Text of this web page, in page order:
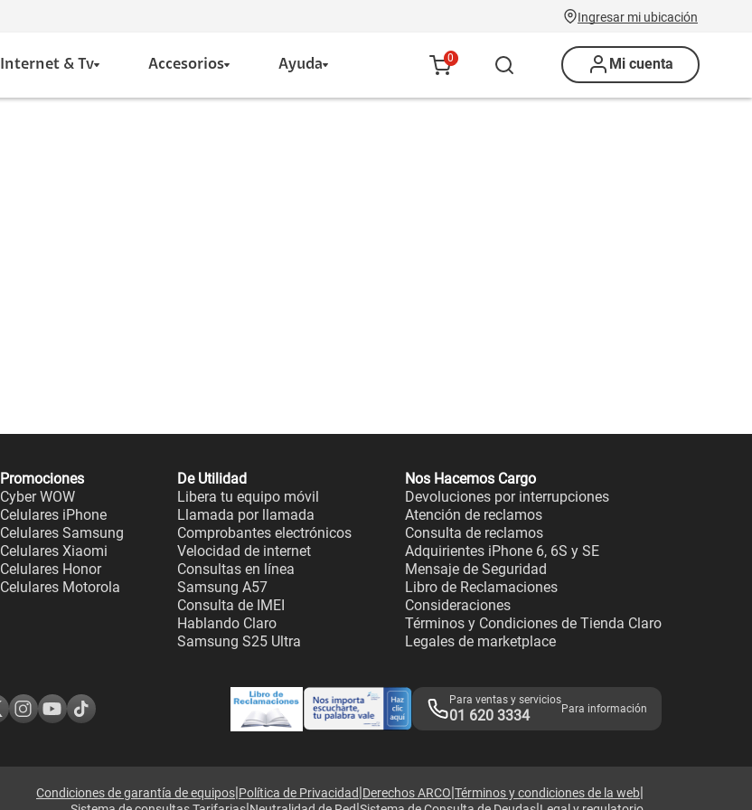
Ingresar mi ubicación
Internet & Tv Accesorios Ayuda 0 Mi cuenta
Promociones
Cyber WOW
Celulares iPhone
Celulares Samsung
Celulares Xiaomi
Celulares Honor
Celulares Motorola
De Utilidad
Libera tu equipo móvil
Llamada por llamada
Comprobantes electrónicos
Velocidad de internet
Consultas en línea
Samsung A57
Consulta de IMEI
Hablando Claro
Samsung S25 Ultra
Nos Hacemos Cargo
Devoluciones por interrupciones
Atención de reclamos
Consulta de reclamos
Adquirientes iPhone 6, 6S y SE
Mensaje de Seguridad
Libro de Reclamaciones
Consideraciones
Términos y Condiciones de Tienda Claro
Legales de marketplace
Para ventas y servicios
01 620 3334 Para información
Condiciones de garantía de equipos|Política de Privacidad|Derechos ARCO|Términos y condiciones de la web|